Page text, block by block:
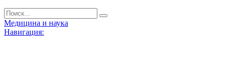
Медицина и наука
Навигация: